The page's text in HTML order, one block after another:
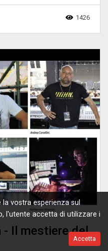
vostra esperienza sul
l'utente accetta di utilizzare i
Accetta
1426
- Il mestiere del